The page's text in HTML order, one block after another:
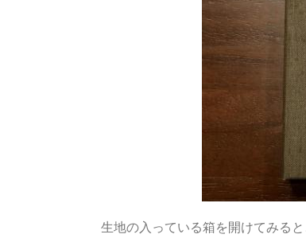
生地の入っている箱を開けてみる